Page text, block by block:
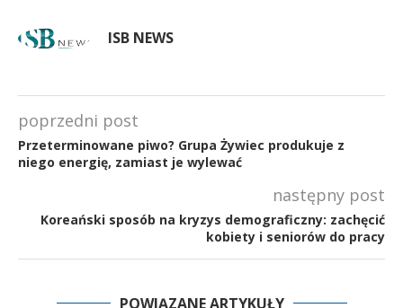
ISB NEWS
poprzedni post
Przeterminowane piwo? Grupa Żywiec produkuje z
niego energię, zamiast je wylewać
następny post
Koreański sposób na kryzys demograficzny: zachęcić
kobiety i seniorów do pracy
POWIĄZANE ARTYKUŁY